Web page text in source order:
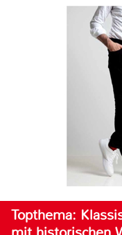
Topthema: